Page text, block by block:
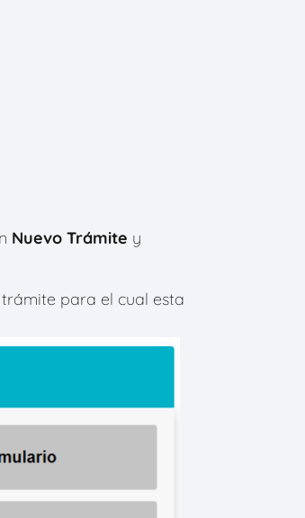
Nuevo Trámite y
para el cual esta